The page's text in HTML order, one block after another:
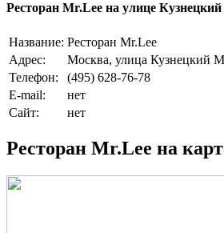
Ресторан Mr.Lee на улице
Название: Ресторан Mr.Lee
Адрес:
Москва, улица Кузнецкий
Телефон:
(495) 628-76-78
E-mail:
нет
Сайт:
нет
Ресторан Mr.Lee на